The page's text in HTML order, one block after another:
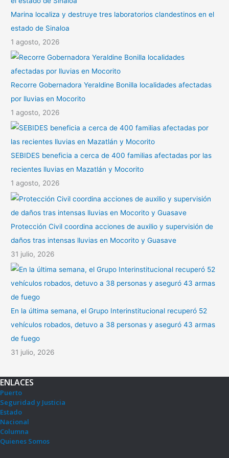
Marina localiza y destruye tres laboratorios clandestinos en el
estado de Sinaloa
1 agosto, 2026
Recorre Gobernadora Yeraldine Bonilla localidades afectadas
por lluvias en Mocorito
1 agosto, 2026
SEBIDES beneficia a cerca de 400 familias afectadas por las
recientes lluvias en Mazatlán y Mocorito
1 agosto, 2026
Protección Civil coordina acciones de auxilio y supervisión de
daños tras intensas lluvias en Mocorito y Guasave
31 julio, 2026
En la última semana, el Grupo Interinstitucional recuperó 52
vehículos robados, detuvo a 38 personas y aseguró 43 armas
de fuego
31 julio, 2026
ENLACES
Puerto
Seguridad y Justicia
Estado
Nacional
Columna
Quienes Somos